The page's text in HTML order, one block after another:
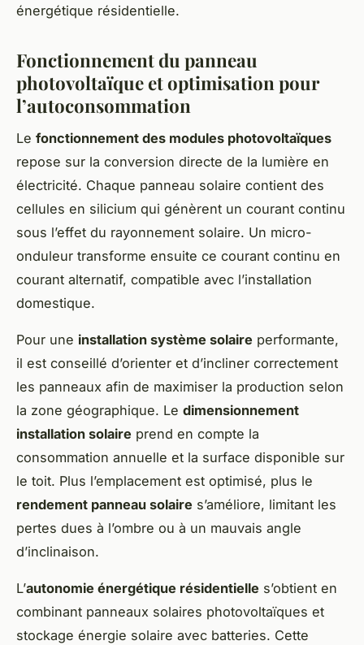
énergétique résidentielle.
Fonctionnement du panneau
photovoltaïque et optimisation pour
l’autoconsommation
Le fonctionnement des modules photovoltaïques
repose sur la conversion directe de la lumière en
électricité. Chaque panneau solaire contient des
cellules en silicium qui génèrent un courant continu
sous l’effet du rayonnement solaire. Un micro-
onduleur transforme ensuite ce courant continu en
courant alternatif, compatible avec l’installation
domestique.
Pour une installation système solaire performante,
il est conseillé d’orienter et d’incliner correctement
les panneaux afin de maximiser la production selon
la zone géographique. Le dimensionnement
installation solaire prend en compte la
consommation annuelle et la surface disponible sur
le toit. Plus l’emplacement est optimisé, plus le
rendement panneau solaire s’améliore, limitant les
pertes dues à l’ombre ou à un mauvais angle
d’inclinaison.
L’autonomie énergétique résidentielle s’obtient en
combinant panneaux solaires photovoltaïques et
stockage énergie solaire avec batteries. Cette